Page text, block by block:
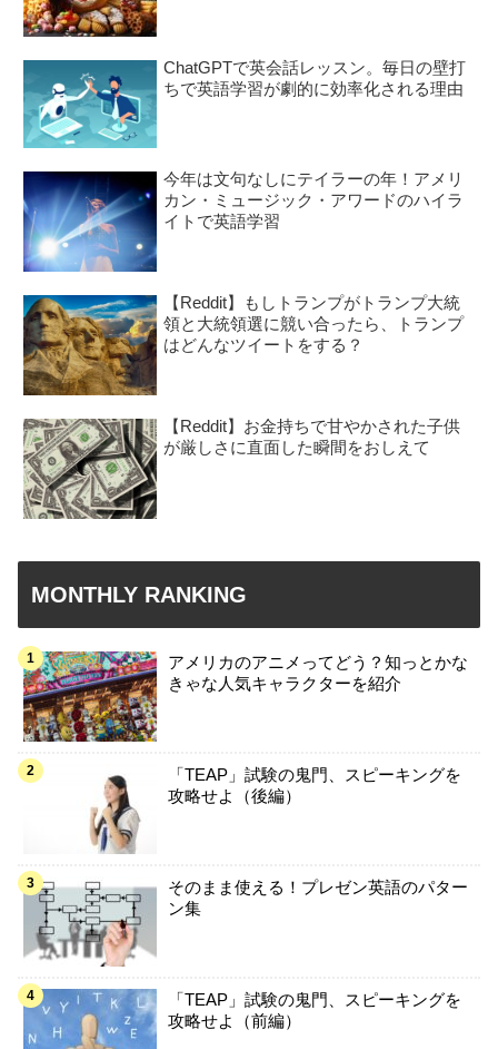
ChatGPTで英会話レッスン。毎日の壁打
ちで英語学習が劇的に効率化される理由
今年は文句なしにテイラーの年！アメリ
カン・ミュージック・アワードのハイラ
イトで英語学習
【Reddit】もしトランプがトランプ大統
領と大統領選に競い合ったら、トランプ
はどんなツイートをする？
【Reddit】お金持ちで甘やかされた子供
が厳しさに直面した瞬間をおしえて
MONTHLY RANKING
アメリカのアニメってどう？知っとかな
きゃな人気キャラクターを紹介
「TEAP」試験の鬼門、スピーキングを
攻略せよ（後編）
そのまま使える！プレゼン英語のパター
ン集
「TEAP」試験の鬼門、スピーキングを
攻略せよ（前編）